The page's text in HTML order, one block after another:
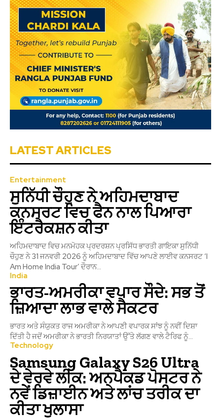
LATEST ARTICLES
Entertainment
ਸੁਨਿੱਧੀ ਚੌਹੁਣ ਨੇ ਅਹਿਮਦਾਬਾਦ
ਕਨਸਰਟ ਵਿਚ ਫੈਨ ਨਾਲ ਪਿਆਰਾ
ਇੰਟਰੈਕਸ਼ਨ ਕੀਤਾ
ਅਹਿਮਦਾਬਾਦ ਵਿਚ ਮਨਮੋਹਕ ਪ੍ਰਦਰਸ਼ਨ ਪ੍ਰਸਿੱਧ ਭਾਰਤੀ ਗਾਇਕਾ ਸੁਨਿੱਧੀ
ਚੌਹੁਣ ਨੇ 31 ਜਨਵਰੀ 2026 ਨੂੰ ਅਹਿਮਦਾਬਾਦ ਵਿੱਚ ਆਪਣੇ ਲਾਈਵ ਕਨਸਰਟ ‘I
Am Home India Tour’ ਦੌਰਾਨ...
India
ਭਾਰਤ-ਅਮਰੀਕਾ ਵਪਾਰ ਸੌਦੇ: ਸਭ ਤੋਂ
ਜ਼ਿਆਦਾ ਲਾਭ ਵਾਲੇ ਸੈਕਟਰ
ਭਾਰਤ ਅਤੇ ਸੰਯੁਕਤ ਰਾਜ ਅਮਰੀਕਾ ਨੇ ਆਪਣੀ ਵਪਾਰਕ ਸਾਂਝ ਨੂੰ ਨਵੀਂ ਦਿਸ਼ਾ
ਦਿੱਤੀ ਹੈ ਜਦੋਂ ਅਮਰੀਕਾ ਨੇ ਭਾਰਤੀ ਨਿਰਯਾਤਾਂ ਉੱਤੇ ਲੱਗਣ ਵਾਲੇ ਟੈਰਿਫ ਨੂੰ...
Technology
Samsung Galaxy S26 Ultra
ਦੇ ਵੇਰਵੇ ਲੀਕ: ਅਨਪੈਕਡ ਪੋਸਟਰ ਨੇ
ਨਵੇਂ ਡਿਜ਼ਾਈਨ ਅਤੇ ਲਾਂਚ ਤਰੀਕ ਦਾ
ਕੀਤਾ ਖੁਲਾਸਾ